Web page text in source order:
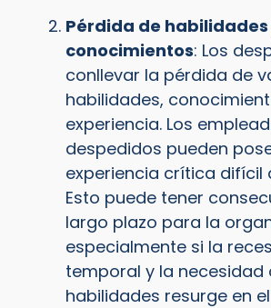
Pérdida de habilidades
conocimientos: Los
conllevar la pérdida de
habilidades,
experiencia. Los
despedidos pueden
experiencia crítica difícil
Esto puede tener
largo plazo para la
especialmente si la
temporal y la necesidad
habilidades resurge en